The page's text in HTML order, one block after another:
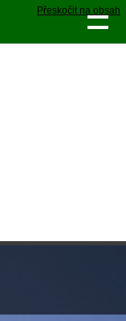
Přeskočit na obsah